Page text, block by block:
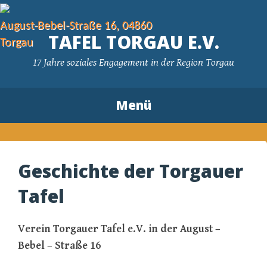
August-Bebel-Straße 16, 04860
Torgau
TAFEL TORGAU E.V.
17 Jahre soziales Engagement in der Region Torgau
Menü
Geschichte der Torgauer
Tafel
Verein Torgauer Tafel e.V. in der August –
Bebel – Straße 16